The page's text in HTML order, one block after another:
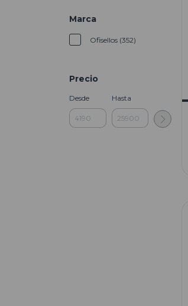
Marca
Ofisellos (352)
Precio
Desde Hasta